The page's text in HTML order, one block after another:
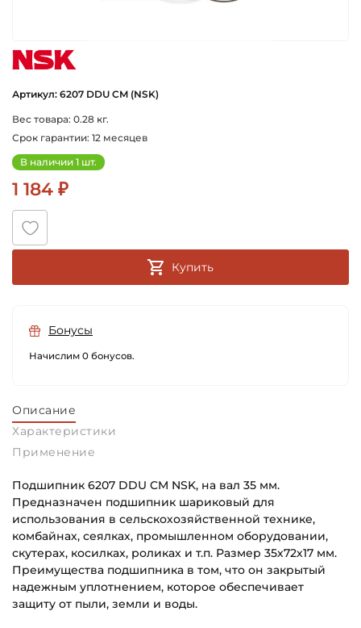
Артикул: 6207 DDU CM (NSK)
Вес товара: 0.28 кг.
Срок гарантии: 12 месяцев
В наличии 1 шт.
1 184 ₽
Купить
Бонусы
Начислим 0 бонусов.
Описание
Характеристики
Применение
Подшипник 6207 DDU CM NSK, на вал 35 мм.
Предназначен подшипник шариковый для
использования в сельскохозяйственной технике,
комбайнах, сеялках, промышленном оборудовании,
скутерах, косилках, роликах и т.п. Размер 35х72х17 мм.
Преимущества подшипника в том, что он закрытый
надежным уплотнением, которое обеспечивает
защиту от пыли, земли и воды.